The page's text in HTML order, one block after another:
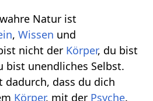
Natur ist
,Wissen und
nicht der Körper, du bist
bist unendliches Selbst.
dadurch, dass du dich
Körper, mit der Psyche.